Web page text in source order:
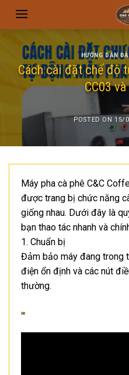
content
HƯỚNG DẪN
Cách cài đặt chế độ
CC03
POSTED ON 15/
Máy pha cà phê C&C
được trang bị chức năng
giống nhau. Dưới đây là
bạn thao tác nhanh và
1. Chuẩn bị
Đảm bảo máy đang trong
điện ổn định và các nút
thường.